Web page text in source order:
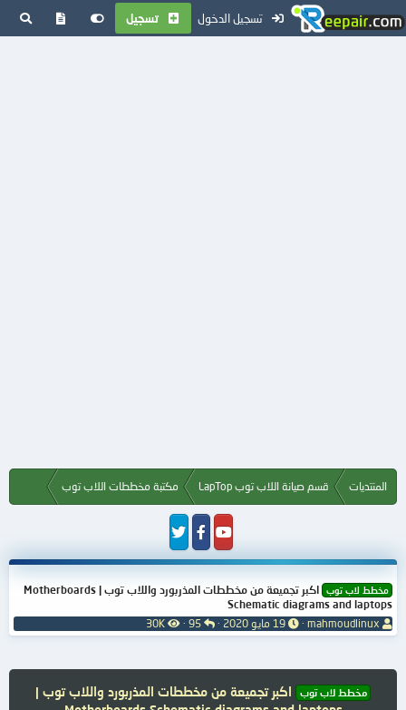
تسجيل الدخول تسجيل
المنتديات قسم صيانة اللاب توب LapTop مكتبة مخططات اللاب توب
مخطط لاب توب
اكبر تجميعة من مخططات المذربورد واللاب توب | Motherboards
Schematic diagrams and laptops
ب
ا
ئ
mahmoudlinux
ت
ا
ي
ا
19 مايو 2020
ا
ل
د
د
95
ا
ل
ش
ه
30K
مخطط لاب توب
اكبر تجميعة من مخططات المذربورد واللاب توب |